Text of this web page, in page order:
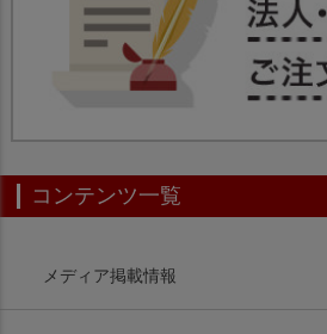
コンテンツ一覧
メディア掲載情報